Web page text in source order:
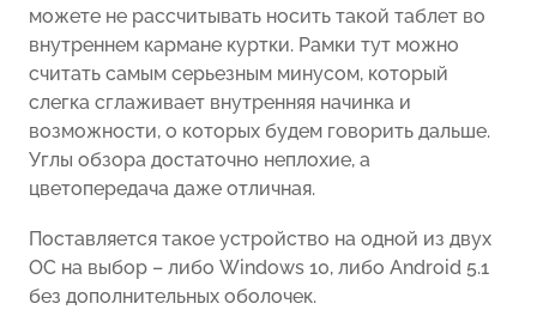
можете не рассчитывать носить такой таблет во
внутреннем кармане куртки. Рамки тут можно
считать самым серьезным минусом, который
слегка сглаживает внутренняя начинка и
возможности, о которых будем говорить дальше.
Углы обзора достаточно неплохие, а
цветопередача даже отличная.
Поставляется такое устройство на одной из двух
ОС на выбор – либо Windows 10, либо Android 5.1
без дополнительных оболочек.